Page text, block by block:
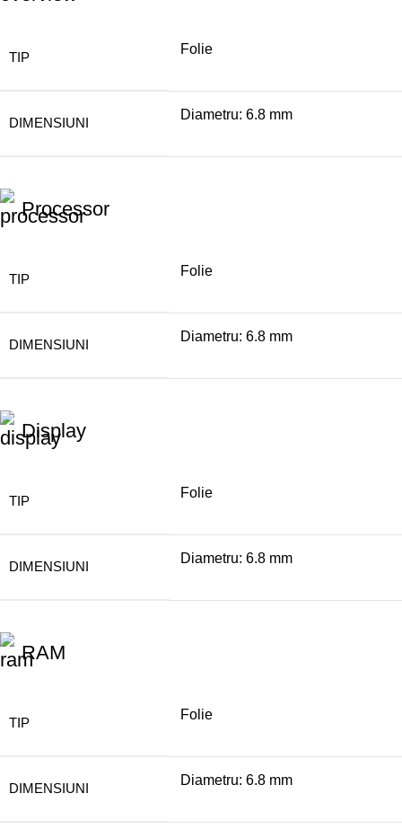
TIP
Folie
DIMENSIUNI
Diametru: 6.8 mm
Processor
TIP
Folie
DIMENSIUNI
Diametru: 6.8 mm
Display
TIP
Folie
DIMENSIUNI
Diametru: 6.8 mm
RAM
TIP
Folie
DIMENSIUNI
Diametru: 6.8 mm